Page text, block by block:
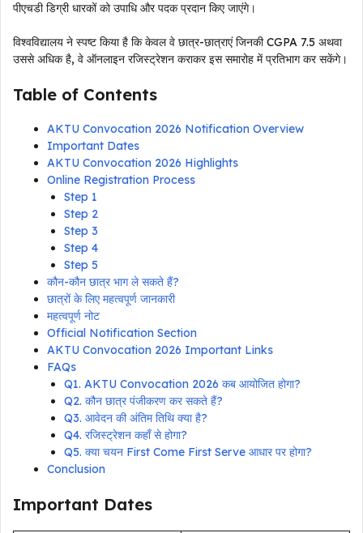
पीएचडी डिग्री धारकों को उपाधि और पदक प्रदान किए जाएंगे।
विश्वविद्यालय ने स्पष्ट किया है कि केवल वे छात्र-छात्राएं जिनकी CGPA 7.5 अथवा
उससे अधिक है, वे ऑनलाइन रजिस्ट्रेशन कराकर इस समारोह में प्रतिभाग कर सकेंगे।
Table of Contents
AKTU Convocation 2026 Notification Overview
Important Dates
AKTU Convocation 2026 Highlights
Online Registration Process
Step 1
Step 2
Step 3
Step 4
Step 5
कौन-कौन छात्र भाग ले सकते हैं?
छात्रों के लिए महत्वपूर्ण जानकारी
महत्वपूर्ण नोट
Official Notification Section
AKTU Convocation 2026 Important Links
FAQs
Q1. AKTU Convocation 2026 कब आयोजित होगा?
Q2. कौन छात्र पंजीकरण कर सकते हैं?
Q3. आवेदन की अंतिम तिथि क्या है?
Q4. रजिस्ट्रेशन कहाँ से होगा?
Q5. क्या चयन First Come First Serve आधार पर होगा?
Conclusion
Important Dates